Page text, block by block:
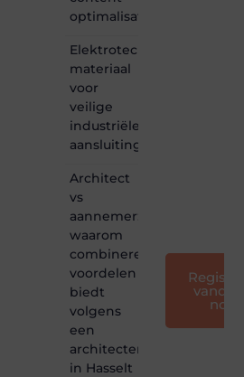
optimalisatie
Elektrotechnisch
materiaal
voor
veilige
industriële
aansluitingen
Architect
vs
aannemer:
waarom
combineren
voordelen
biedt
volgens
een
architectenbureau
in Hasselt
nog